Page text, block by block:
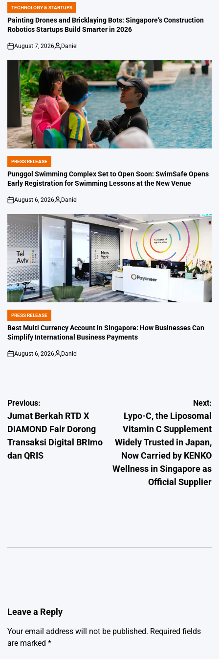
POSTED
IN
TECHNOLOGY & STARTUPS
Painting Drones and Bricklaying Bots: Singapore’s Construction
Robotics Startups Build Smarter in 2026
on
August 7, 2026
Posted
Daniel
POSTED
IN
PRESS RELEASE
Punggol Swimming Complex Set to Open Soon: SwimSafe Opens
Early Registration for Swimming Lessons at the New Venue
on
August 6, 2026
Posted
Daniel
POSTED
IN
PRESS RELEASE
Best Multi Currency Account in Singapore: How Businesses Can
Simplify International Business Payments
on
August 6, 2026
Posted
Daniel
Post
navigation
Previous:
Jumat Berkah RTD X
DIAMOND Fair Dorong
Transaksi Digital BRImo
dan QRIS
Next:
Lypo-C, the Liposomal
Vitamin C Supplement
Widely Trusted in Japan,
Now Carried by KENKO
Wellness in Singapore as
Official Supplier
Leave a Reply
Your email address will not be published. Required fields
are marked *